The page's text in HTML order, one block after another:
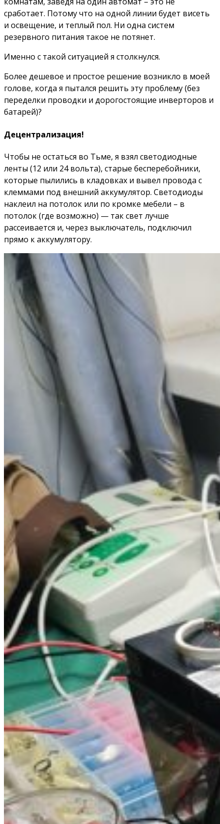
сработает. Потому что на одной линии будет висеть
и освещение, и теплый пол. Ни одна систем
резервного питания такое не потянет.
Именно с такой ситуацией я столкнулся.
Более дешевое и простое решение возникло в моей
голове, когда я пытался решить эту проблему (без
переделки проводки и дорогостоящие инверторов и
батарей)?
Децентрализация!
Чтобы не остаться во Тьме, я взял светодиодные
ленты (12 или 24 вольта), старые бесперебойники,
которые пылились в кладовках и вывел провода с
клеммами под внешний аккумулятор. Светодиоды
наклеил на потолок или по кромке мебели – в
потолок (где возможно) — так свет лучше
рассеивается и, через выключатель, подключил
прямо к аккумулятору.